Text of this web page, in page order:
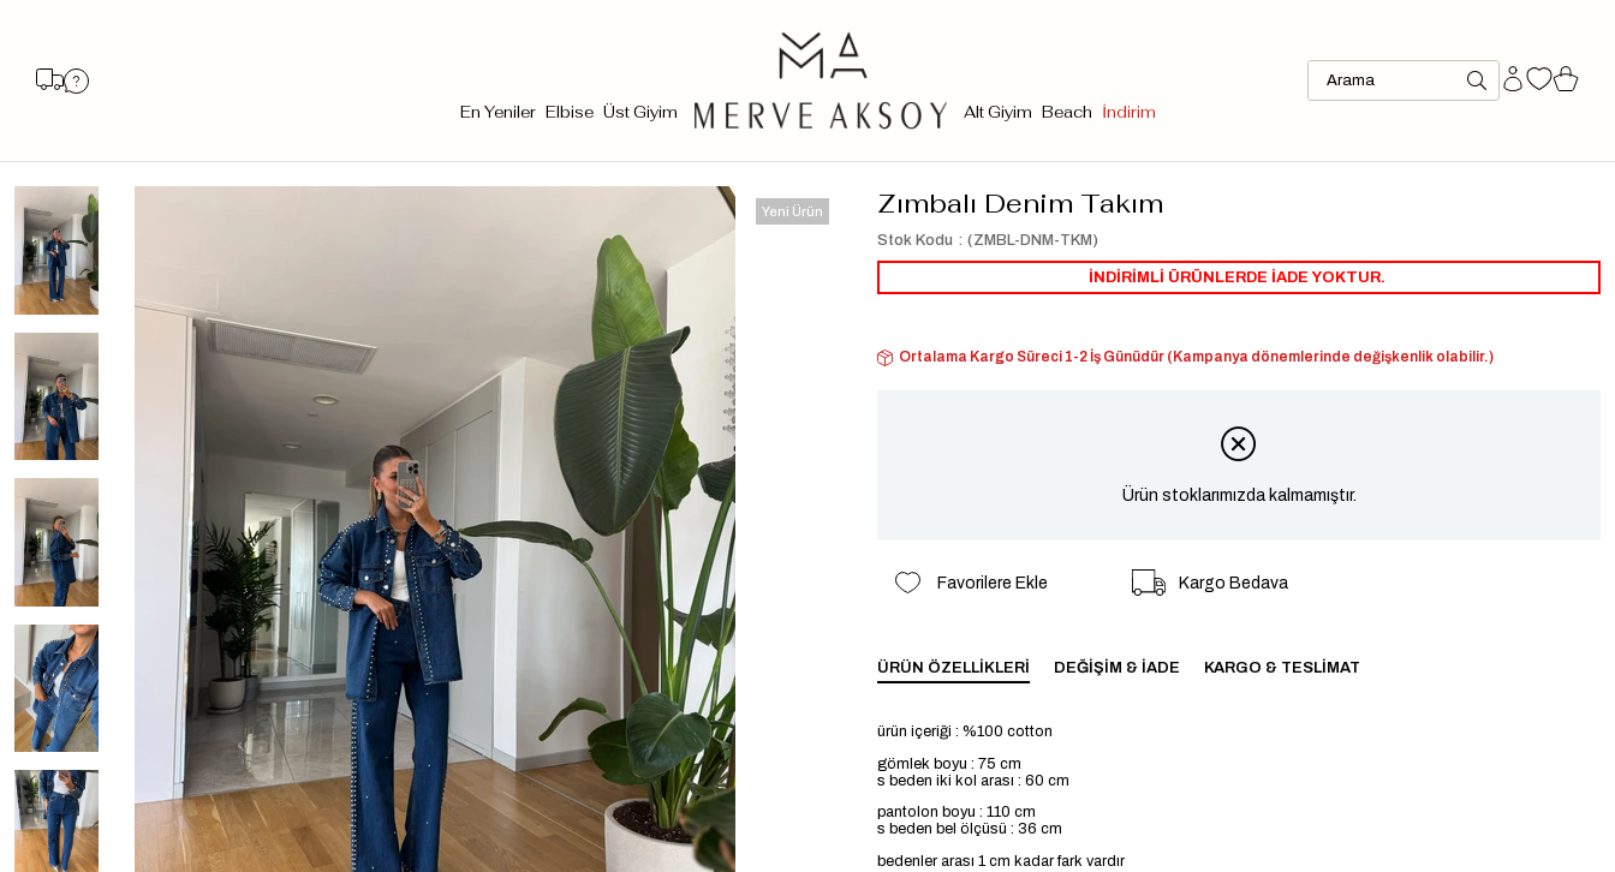
En Yeniler Elbise Üst Giyim Alt Giyim Beach İndirim
Yeni Ürün Zımbalı Denim Takım
Stok Kodu (ZMBL-DNM-TKM)
İNDİRİMLİ ÜRÜNLERDE İADE YOKTUR.
Ortalama Kargo Süreci 1-2 İş Günüdür (Kampanya dönemlerinde değişkenlik olabilir.)
Ürün stoklarımızda kalmamıştır.
Favorilere Ekle Kargo Bedava
ÜRÜN ÖZELLIKLERI DEĞIŞIM & İADE KARGO & TESLIMAT
ürün içeriği : %100 cotton
gömlek boyu : 75 cm
s beden iki kol arası : 60 cm
pantolon boyu : 110 cm
s beden bel ölçüsü : 36 cm
bedenler arası 1 cm kadar fark vardır